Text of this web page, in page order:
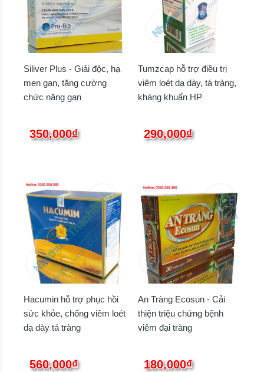
Siliver Plus - Giải độc, hạ
men gan, tăng cường
chức năng gan
350,000₫
Tumzcap hỗ trợ điều trị
viêm loét dạ dày, tá tràng,
kháng khuẩn HP
290,000₫
Hacumin hỗ trợ phục hồi
sức khỏe, chống viêm loét
dạ dày tá tràng
560,000₫
An Tràng Ecosun - Cải
thiện triệu chứng bệnh
viêm đại tràng
180,000₫